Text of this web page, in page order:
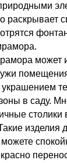
раскрывает
может
украшением
в саду.
изделия